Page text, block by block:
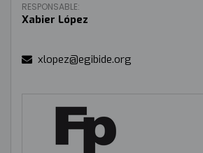
RESPONSABLE:
Xabier López
xlopez@egibide.org